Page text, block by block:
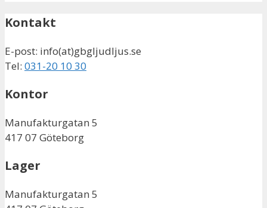
Kontakt
E-post: info(at)gbgljudljus.se
Tel: 031-20 10 30
Kontor
Manufakturgatan 5
417 07 Göteborg
Lager
Manufakturgatan 5